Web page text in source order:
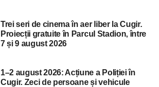
Trei seri de cinema în aer liber la Cugir.
Proiecții gratuite în Parcul Stadion, între
7 și 9 august 2026
1–2 august 2026: Acțiune a Poliției în
Cugir. Zeci de persoane și vehicule